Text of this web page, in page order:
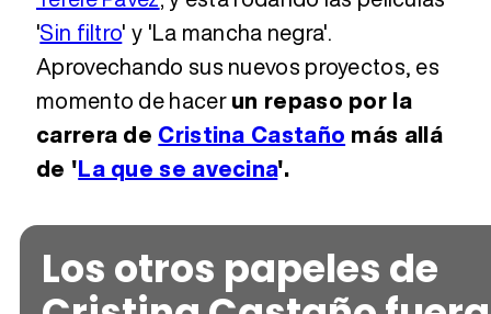
'Sin filtro' y 'La mancha negra'.
Aprovechando sus nuevos proyectos, es
momento de hacerun repaso por la
carrera de Cristina Castaño más allá
de 'La que se avecina'.
Los otros papeles de